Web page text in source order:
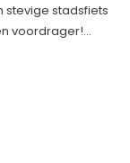
stevige stadsfiets
voordrager!...